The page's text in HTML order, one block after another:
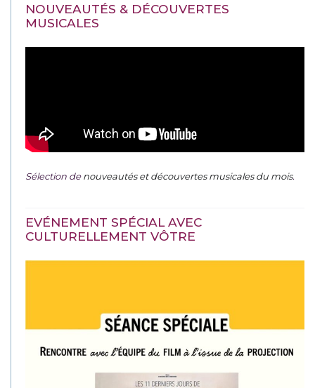
NOUVEAUTÉS & DÉCOUVERTES
MUSICALES
Sélection denouveautés et découvertes musicales du mois.
EVÉNEMENT SPÉCIAL AVEC
CULTURELLEMENT VÔTRE